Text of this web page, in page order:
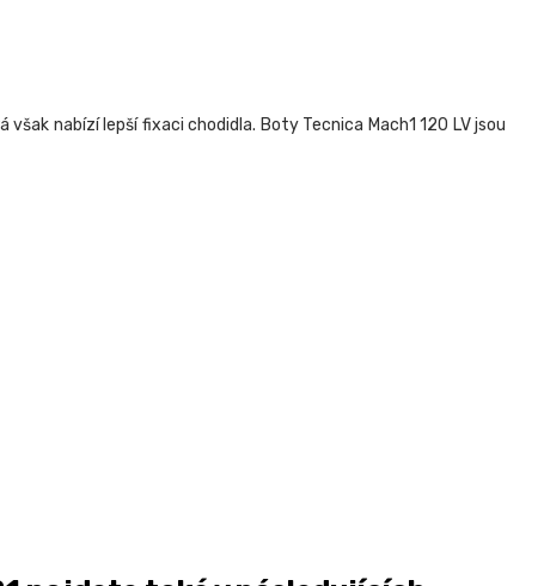
nabízí lepší fixaci chodidla. Boty Tecnica Mach1 120 LV jsou